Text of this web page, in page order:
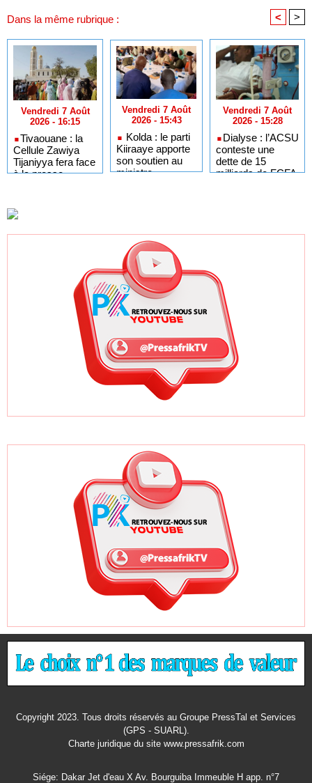
Dans la même rubrique : < >
Vendredi 7 Août
2026 - 16:15
​Tivaouane : la
Cellule Zawiya
Tijaniyya fera face
à la presse
activités du
Gamou 2026
Vendredi 7 Août
2026 - 15:43
Kolda : le parti
Kiiraaye apporte
son soutien au
ministre
Vendredi 7 Août
2026 - 15:28
​Dialyse : l’ACSU
conteste une
dette de 15
milliards de FCFA
Copyright 2023. Tous droits réservés au Groupe PressTal et Services
(GPS - SUARL).
Charte juridiquedu site www.pressafrik.com
Siége: Dakar Jet d'eau X Av. Bourguiba Immeuble H app. n°7